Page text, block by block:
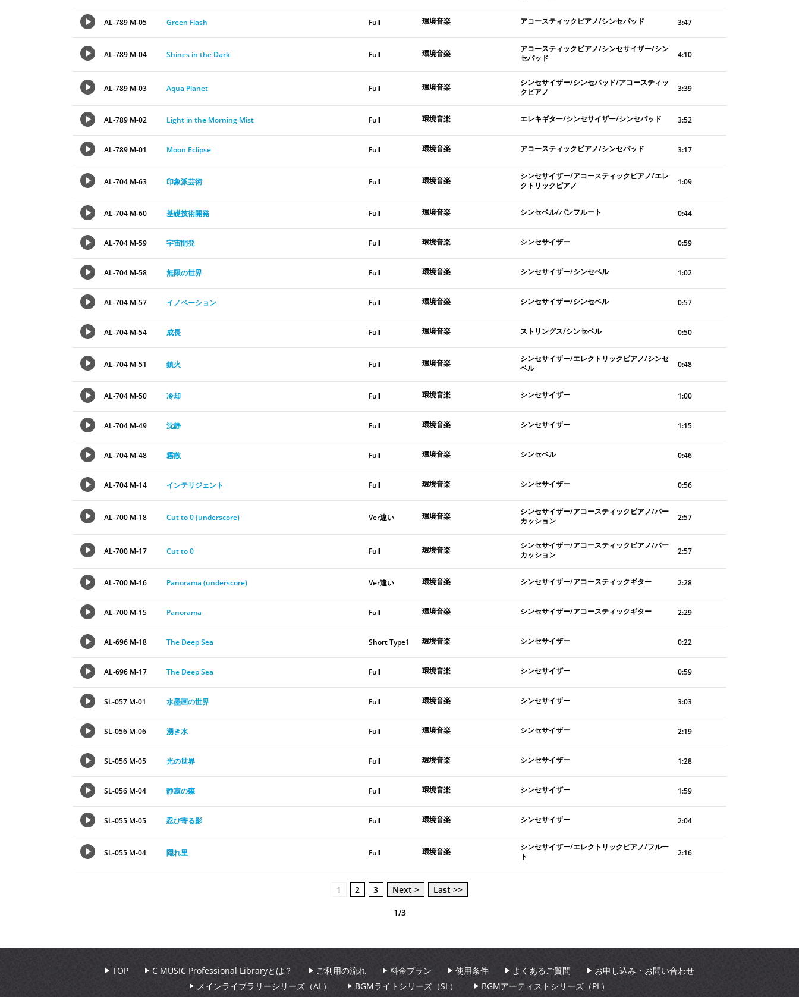
AL-789 M-05 Green Flash Full 環境音楽 アコースティックピアノ/シンセパッド 3:47
AL-789 M-04 Shines in the Dark Full 環境音楽
アコースティックピアノ/シンセサイザー/シン
セパッド
4:10
AL-789 M-03 Aqua Planet Full 環境音楽
シンセサイザー/シンセパッド/アコースティッ
クピアノ
3:39
AL-789 M-02 Light in the Morning Mist Full 環境音楽 エレキギター/シンセサイザー/シンセパッド 3:52
AL-789 M-01 Moon Eclipse Full 環境音楽 アコースティックピアノ/シンセパッド 3:17
AL-704 M-63 印象派芸術 Full 環境音楽
シンセサイザー/アコースティックピアノ/エレ
クトリックピアノ
1:09
AL-704 M-60 基礎技術開発 Full 環境音楽 シンセベル/パンフルート 0:44
AL-704 M-59 宇宙開発 Full 環境音楽 シンセサイザー 0:59
AL-704 M-58 無限の世界 Full 環境音楽 シンセサイザー/シンセベル 1:02
AL-704 M-57 イノベーション Full 環境音楽 シンセサイザー/シンセベル 0:57
AL-704 M-54 成長 Full 環境音楽 ストリングス/シンセベル 0:50
AL-704 M-51 鎮火 Full 環境音楽
シンセサイザー/エレクトリックピアノ/シンセ
ベル
0:48
AL-704 M-50 冷却 Full 環境音楽 シンセサイザー 1:00
AL-704 M-49 沈静 Full 環境音楽 シンセサイザー 1:15
AL-704 M-48 霧散 Full 環境音楽 シンセベル 0:46
AL-704 M-14 インテリジェント Full 環境音楽 シンセサイザー 0:56
AL-700 M-18 Cut to 0 (underscore) Ver違い 環境音楽
シンセサイザー/アコースティックピアノ/パー
カッション
2:57
AL-700 M-17 Cut to 0 Full 環境音楽
シンセサイザー/アコースティックピアノ/パー
カッション
2:57
AL-700 M-16 Panorama (underscore) Ver違い 環境音楽 シンセサイザー/アコースティックギター 2:28
AL-700 M-15 Panorama Full 環境音楽 シンセサイザー/アコースティックギター 2:29
AL-696 M-18 The Deep Sea Short Type1 環境音楽 シンセサイザー 0:22
AL-696 M-17 The Deep Sea Full 環境音楽 シンセサイザー 0:59
SL-057 M-01 水墨画の世界 Full 環境音楽 シンセサイザー 3:03
SL-056 M-06 湧き水 Full 環境音楽 シンセサイザー 2:19
SL-056 M-05 光の世界 Full 環境音楽 シンセサイザー 1:28
SL-056 M-04 静寂の森 Full 環境音楽 シンセサイザー 1:59
SL-055 M-05 忍び寄る影 Full 環境音楽 シンセサイザー 2:04
SL-055 M-04 隠れ里 Full 環境音楽
シンセサイザー/エレクトリックピアノ/フルー
ト
2:16
1 2 3 Next >
Last >>
1/3
TOP C MUSIC Professional Libraryとは？ ご利用の流れ 料金プラン 使用条件 よくあるご質問
お申し込み・お問い合わせ
メインライブラリーシリーズ（AL）
BGMライトシリーズ（SL） BGMアーティストシリーズ（PL）